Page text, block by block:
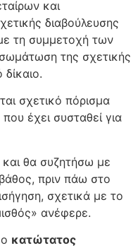
και
διαβούλευσης
τη συμμετοχή των
της σχετικής
σχετικό πόρισμα
έχει συσταθεί για
θα συζητήσω με
πριν πάω στο
σχετικά με το
ανέφερε.
κατώτατος